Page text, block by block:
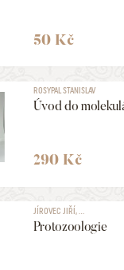
50 Kč
ROSYPAL STANISLAV
Úvod do
290 Kč
JÍROVEC JIŘÍ, ...
Protozoologie